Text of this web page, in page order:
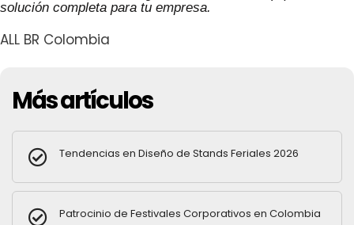
solución completa para tu empresa.
ALL BR Colombia
Más artículos
Tendencias en Diseño de Stands Feriales 2026
Patrocinio de Festivales Corporativos en Colombia